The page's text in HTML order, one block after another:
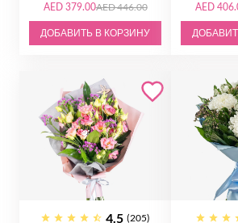
AED 379.00AED 446.00
ДОБАВИТЬ В КОРЗИНУ
AED
4.5 (205)